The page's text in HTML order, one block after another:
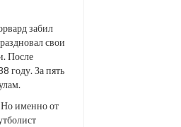
забил
свои
После
году. За пять
Но именно от